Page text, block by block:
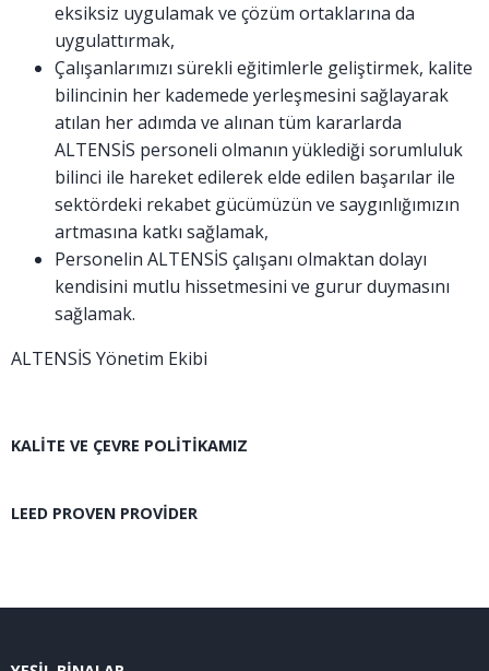
eksiksiz uygulamak ve çözüm ortaklarına da
uygulattırmak,
Çalışanlarımızı sürekli eğitimlerle geliştirmek, kalite
bilincinin her kademede yerleşmesini sağlayarak
atılan her adımda ve alınan tüm kararlarda
ALTENSİS personeli olmanın yüklediği sorumluluk
bilinci ile hareket edilerek elde edilen başarılar ile
sektördeki rekabet gücümüzün ve saygınlığımızın
artmasına katkı sağlamak,
Personelin ALTENSİS çalışanı olmaktan dolayı
kendisini mutlu hissetmesini ve gurur duymasını
sağlamak.
ALTENSİS Yönetim Ekibi
KALITE VE ÇEVRE POLITIKAMIZ
LEED PROVEN PROVIDER